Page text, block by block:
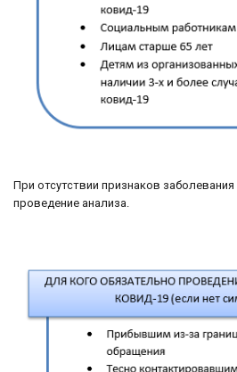
При отсутствии признаков
проведение анализа.